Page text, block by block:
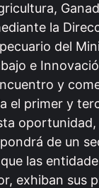
la
del
e
y
el primer y
de un
las
exhiban sus